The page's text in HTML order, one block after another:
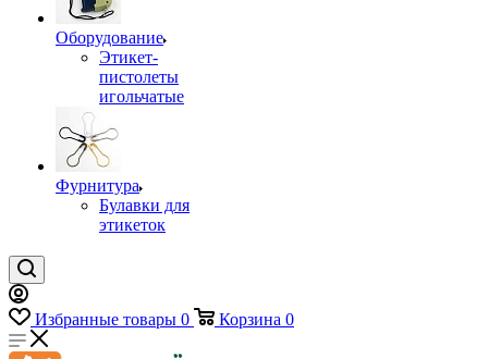
Оборудование
Этикет-
пистолеты
игольчатые
Фурнитура
Булавки для
этикеток
Избранные товары 0 Корзина 0